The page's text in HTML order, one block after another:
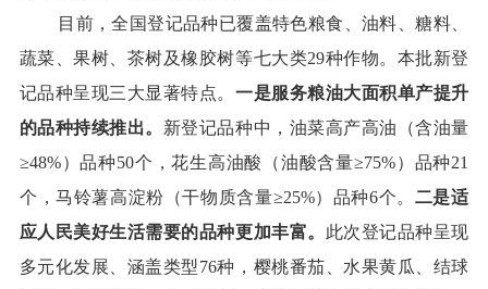
目前，全国登记品种已覆盖特色粮食、油料、糖料、
蔬菜、果树、茶树及橡胶树等七大类29种作物。本批新登
记品种呈现三大显著特点。 一是服务粮油大面积单产提升
的品种持续推出。 新登记品种中，油菜高产高油（含油量
≥48%）品种50个，花生高油酸（油酸含量≥75%）品种21
个，马铃薯高淀粉（干物质含量≥25%）品种6个。 二是适
应人民美好生活需要的品种更加丰富。 此次登记品种呈现
多元化发展、涵盖类型76种，樱桃番茄、水果黄瓜、结球